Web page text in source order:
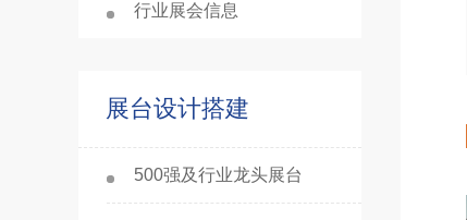
行业展会信息
展台设计搭建
500强及行业龙头展台